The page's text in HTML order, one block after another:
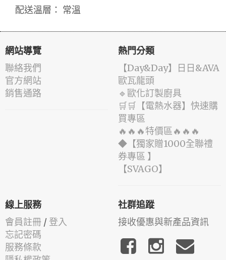
配送溫層： 常溫
網站導覽
聯絡我們
官方網站
銷售通路
熱門分類
️【Day&Day】️日日&AVA
歐瓦龍頭
🔹歐化訂製廚具
🛒🛒【電熱水器】快速購
買專區
🔥🔥🔥特價區🔥🔥🔥
◆【獨家贈1000全聯禮
券專區 】
️【SVAGO】️
線上服務
會員註冊 / 登入
忘記密碼
服務條款
社群追蹤
接收優惠與新產品資訊